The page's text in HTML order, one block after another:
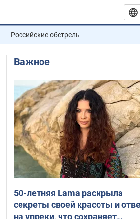
Российские обстрелы
Важное
50-летняя Lama раскрыла
секреты своей красоты и
на упреки, что сохраняет